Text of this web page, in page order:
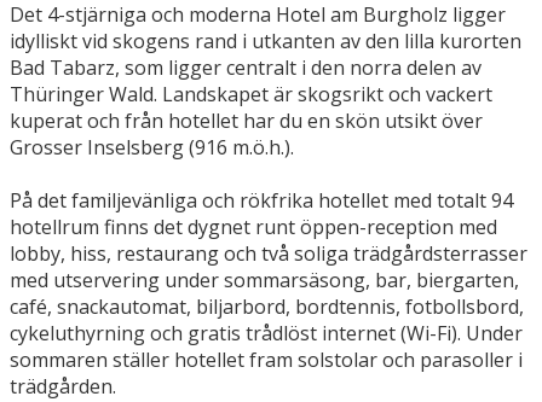
Det 4-stjärniga och moderna Hotel am Burgholz ligger
idylliskt vid skogens rand i utkanten av den lilla kurorten
Bad Tabarz, som ligger centralt i den norra delen av
Thüringer Wald. Landskapet är skogsrikt och vackert
kuperat och från hotellet har du en skön utsikt över
Grosser Inselsberg (916 m.ö.h.).
På det familjevänliga och rökfrika hotellet med totalt 94
hotellrum finns det dygnet runt öppen-reception med
lobby, hiss, restaurang och två soliga trädgårdsterrasser
med utservering under sommarsäsong, bar, biergarten,
café, snackautomat, biljarbord, bordtennis, fotbollsbord,
cykeluthyrning och gratis trådlöst internet (Wi-Fi). Under
sommaren ställer hotellet fram solstolar och parasoller i
trädgården.